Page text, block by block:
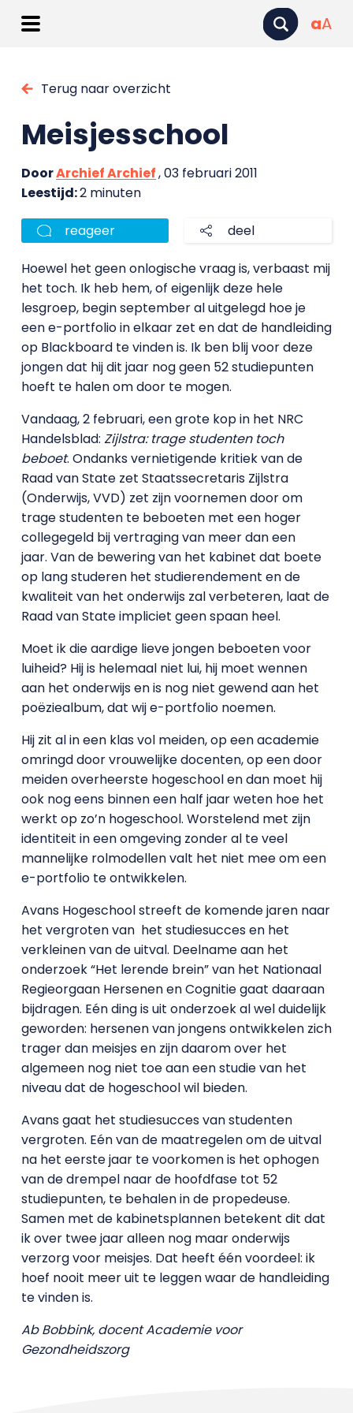
aA
Terug naar overzicht
Meisjesschool
DoorArchief Archief, 03 februari 2011
Leestijd:2 minuten
reageer deel
Hoewel het geen onlogische vraag is, verbaast mij
het toch. Ik heb hem, of eigenlijk deze hele
lesgroep, begin september al uitgelegd hoe je
een e-portfolio in elkaar zet en dat de handleiding
op Blackboard te vinden is. Ik ben blij voor deze
jongen dat hij dit jaar nog geen 52 studiepunten
hoeft te halen om door te mogen.
Vandaag, 2 februari, een grote kop in het NRC
Handelsblad: Zijlstra: trage studenten toch
beboet. Ondanks vernietigende kritiek van de
Raad van State zet Staatssecretaris Zijlstra
(Onderwijs, VVD) zet zijn voornemen door om
trage studenten te beboeten met een hoger
collegegeld bij vertraging van meer dan een
jaar. Van de bewering van het kabinet dat boete
op lang studeren het studierendement en de
kwaliteit van het onderwijs zal verbeteren, laat de
Raad van State impliciet geen spaan heel.
Moet ik die aardige lieve jongen beboeten voor
luiheid? Hij is helemaal niet lui, hij moet wennen
aan het onderwijs en is nog niet gewend aan het
poëziealbum, dat wij e-portfolio noemen.
Hij zit al in een klas vol meiden, op een academie
omringd door vrouwelijke docenten, op een door
meiden overheerste hogeschool en dan moet hij
ook nog eens binnen een half jaar weten hoe het
werkt op zo’n hogeschool. Worstelend met zijn
identiteit in een omgeving zonder al te veel
mannelijke rolmodellen valt het niet mee om een
e-portfolio te ontwikkelen.
Avans Hogeschool streeft de komende jaren naar
het vergroten van het studiesucces en het
verkleinen van de uitval. Deelname aan het
onderzoek “Het lerende brein” van het Nationaal
Regieorgaan Hersenen en Cognitie gaat daaraan
bijdragen. Eén ding is uit onderzoek al wel duidelijk
geworden: hersenen van jongens ontwikkelen zich
trager dan meisjes en zijn daarom over het
algemeen nog niet toe aan een studie van het
niveau dat de hogeschool wil bieden.
Avans gaat het studiesucces van studenten
vergroten. Eén van de maatregelen om de uitval
na het eerste jaar te voorkomen is het ophogen
van de drempel naar de hoofdfase tot 52
studiepunten, te behalen in de propedeuse.
Samen met de kabinetsplannen betekent dit dat
ik over twee jaar alleen nog maar onderwijs
verzorg voor meisjes. Dat heeft één voordeel: ik
hoef nooit meer uit te leggen waar de handleiding
te vinden is.
Ab Bobbink, docent Academie voor
Gezondheidszorg